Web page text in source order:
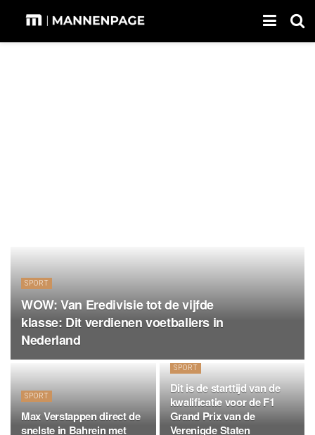
SPORT
WOW: Van Eredivisie tot de vijfde
klasse: Dit verdienen voetballers in
Nederland
SPORT
Max Verstappen direct de
snelste in Bahrein met
SPORT
Dit is de starttijd van de
kwalificatie voor de F1
Grand Prix van de
Verenigde Staten